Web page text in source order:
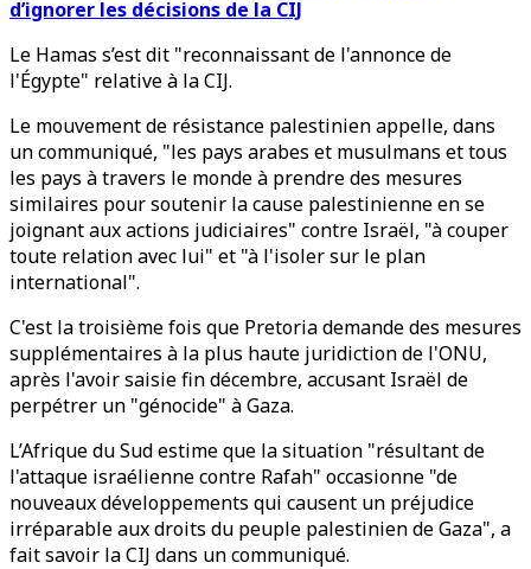
d’ignorer les décisions de la CIJ
Le Hamas s’est dit "reconnaissant de l'annonce de
l'Égypte" relative à la CIJ.
Le mouvement de résistance palestinien appelle, dans
un communiqué, "les pays arabes et musulmans et tous
les pays à travers le monde à prendre des mesures
similaires pour soutenir la cause palestinienne en se
joignant aux actions judiciaires" contre Israël, "à couper
toute relation avec lui" et "à l'isoler sur le plan
international".
C'est la troisième fois que Pretoria demande des mesures
supplémentaires à la plus haute juridiction de l'ONU,
après l'avoir saisie fin décembre, accusant Israël de
perpétrer un "génocide" à Gaza.
L’Afrique du Sud estime que la situation "résultant de
l'attaque israélienne contre Rafah" occasionne "de
nouveaux développements qui causent un préjudice
irréparable aux droits du peuple palestinien de Gaza", a
fait savoir la CIJ dans un communiqué.